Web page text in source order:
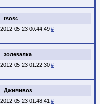
tsosc
2012-05-23 00:44:49 #
золевалка
2012-05-23 01:22:30 #
Джимивоз
2012-05-23 01:48:41 #